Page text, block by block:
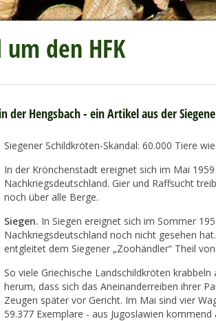
den HFK
der Hengsbach - ein Artikel aus der
Siegener Schildkröten-Skandal: 60.000 Tiere
In der Krönchenstadt ereignet sich im Mai
Nachkriegsdeutschland. Gier und Raffsucht
noch über alle Berge.
Siegen. In Siegen ereignet sich im Sommer
Nachkriegsdeutschland noch nicht gesehen
entgleitet dem Siegener „Zoohändler“ Theil
So viele Griechische Landschildkröten
herum, dass sich das Aneinanderreiben ihrer
Zeugen später vor Gericht. Im Mai sind vier
59.377 Exemplare - aus Jugoslawien